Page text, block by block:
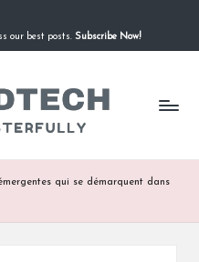
our best posts. Subscribe Now!
qui se démarquent dans